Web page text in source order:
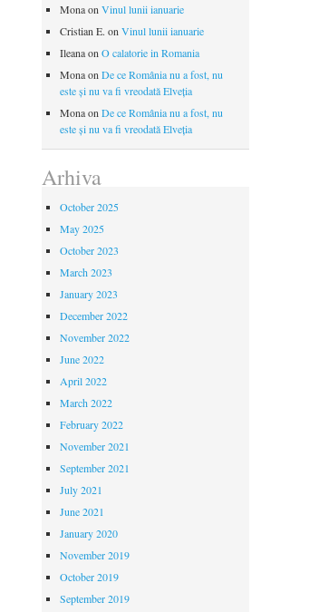
Monaon Vinul lunii ianuarie
Cristian E. on Vinul lunii ianuarie
Ileanaon O calatorie in Romania
Monaon De ce România nu a fost, nu
este și nu va fi vreodată Elveția
Monaon De ce România nu a fost, nu
este și nu va fi vreodată Elveția
Arhiva
October 2025
May 2025
October 2023
March 2023
January 2023
December 2022
November 2022
June 2022
April 2022
March 2022
February 2022
November 2021
September 2021
July 2021
June 2021
January 2020
November 2019
October 2019
September 2019